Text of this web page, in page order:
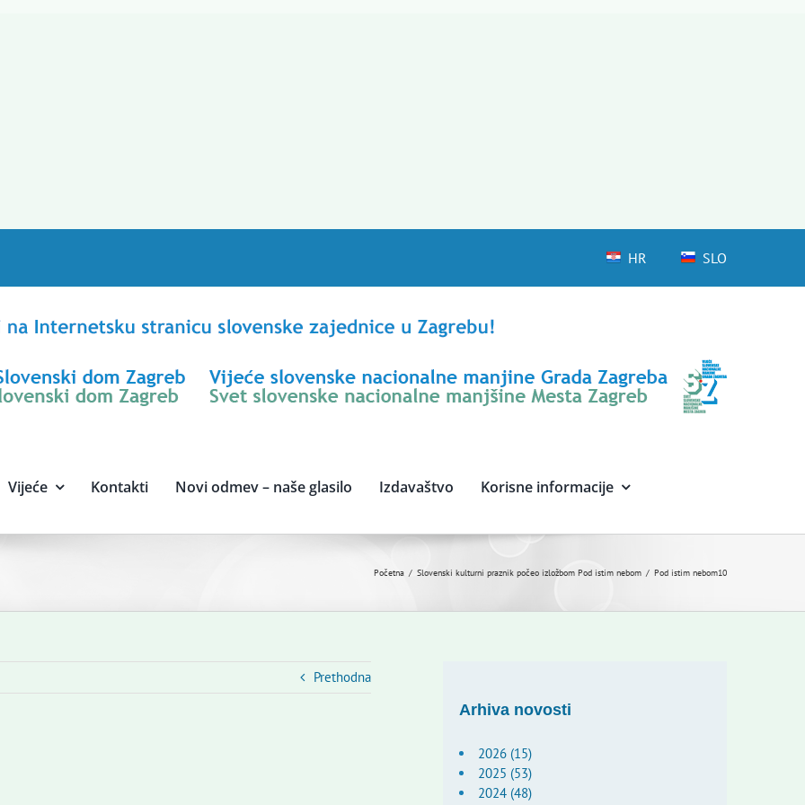
HR SLO
Vijeće Kontakti Novi odmev – naše glasilo Izdavaštvo Korisne informacije
Početna Slovenski kulturni praznik počeo izložbom Pod istim nebom Pod istim nebom10
Prethodna
Arhiva novosti
2026 (15)
2025 (53)
2024 (48)